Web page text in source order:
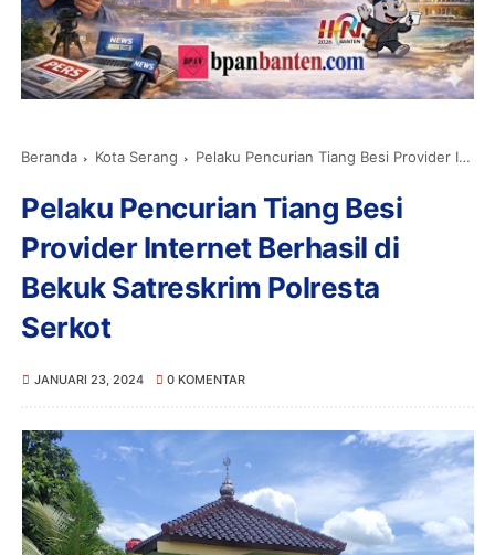
Beranda Kota Serang Pelaku Pencurian Tiang Besi Provider Internet Berhasil di Bekuk Satreskrim Polresta Serkot
Pelaku Pencurian Tiang Besi
Provider Internet Berhasil di
Bekuk Satreskrim Polresta
Serkot
JANUARI 23, 2024 0 KOMENTAR